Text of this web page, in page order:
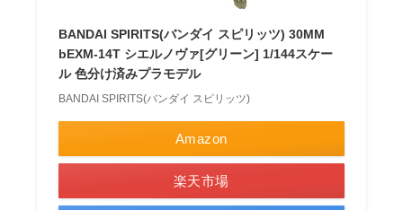
BANDAI SPIRITS(バンダイ スピリッツ) 30MM
bEXM-14T シエルノヴァ[グリーン] 1/144スケー
ル 色分け済みプラモデル
BANDAI SPIRITS(バンダイ スピリッツ)
Amazon
楽天市場